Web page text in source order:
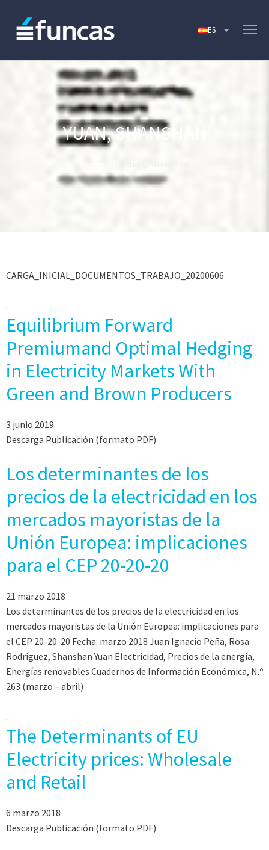
YUAN, SHANSHAN
CARGA_INICIAL_DOCUMENTOS_TRABAJO_20200606
Equilibrium Forward
Premiumand Optimal Hedging
in Electricity Markets With
Green and Brown Producers
3 junio 2019
Descarga Publicación (formato PDF)
Los determinantes de los
precios de la electricidad en los
mercados mayoristas de la
Unión Europea: implicaciones
para el CEP 20-20-20
21 marzo 2018
Los determinantes de los precios de la electricidad en los
mercados mayoristas de la Unión Europea: implicaciones para
el CEP 20-20-20 Fecha: marzo 2018 Juan Ignacio Peña, Rosa
Rodríguez, Shanshan Yuan Electricidad, Precios de la energía,
Energías renovables Cuadernos de Información Económica, N.º
263 (marzo – abril)
The Determinants of EU
Electricity prices: Wholesale
and Retail
6 marzo 2018
Descarga Publicación (formato PDF)